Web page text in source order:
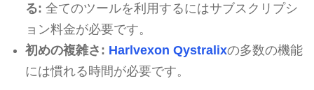
る: 全てのツールを利用するにはサブスクリプシ
ョン料金が必要です。
初めの複雑さ: Harlvexon Qystralixの多数の機能
には慣れる時間が必要です。